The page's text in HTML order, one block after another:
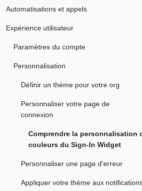
Automatisations et appels
Expérience utilisateur
Paramètres du compte
Personnalisation
Définir un thème pour votre org
Personnaliser votre page de
connexion
Comprendre la personnalisation
couleurs du Sign-In Widget
Personnaliser une page d'erreur
Appliquer votre thème aux